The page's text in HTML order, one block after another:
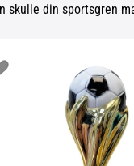
din sportsgren